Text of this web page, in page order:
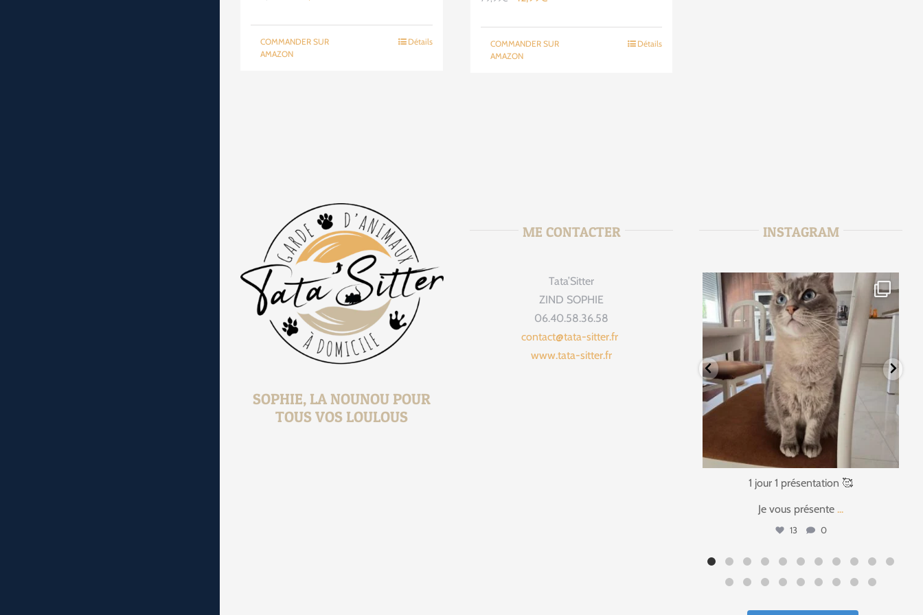
était :
COMMANDER SUR
AMAZON
Détails
était :
COMMANDER SUR
AMAZON
Détails
SOPHIE, LA NOUNOU POUR
TOUS VOS LOULOUS
ME CONTACTER
Tata’Sitter
ZIND SOPHIE
06.40.58.36.58
contact@tata-sitter.fr
www.tata-sitter.fr
INSTAGRAM
tata_sitter
Août 6
tata_sitter
Août 2
1 jour 1 présentation 🥰
Ça faisait si ...
17 3